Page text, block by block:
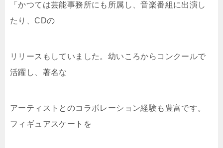
「かつては芸能事務所にも所属し、音楽番組に出演し
たり、CDの
リリースもしていました。幼いころからコンクールで
活躍し、著名な
アーティストとのコラボレーション経験も豊富です。
フィギュアスケートを